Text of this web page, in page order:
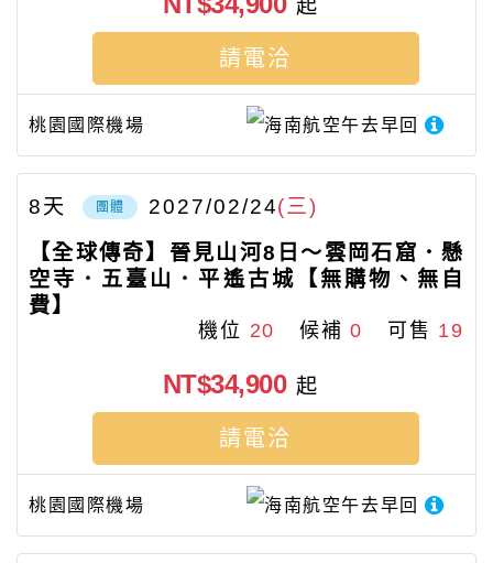
桃園國際機場 海南航空午去早回
起
請電洽
團體 2027/02/24(三)
8天
【全球傳奇】晉見山河8日～雲岡石窟．懸
空寺．五臺山．平遙古城【無購物、無自
費】
機位 20 候補0 可售 19
桃園國際機場 海南航空午去早回
NT$34,900 起
請電洽